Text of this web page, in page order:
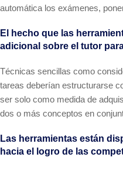
automática los exámenes,
El hecho que las
adicional sobre el tutor
Técnicas sencillas como
tareas deberían estructurarse
ser solo como medida de
dos o más conceptos en
Las herramientas están
hacia el logro de las